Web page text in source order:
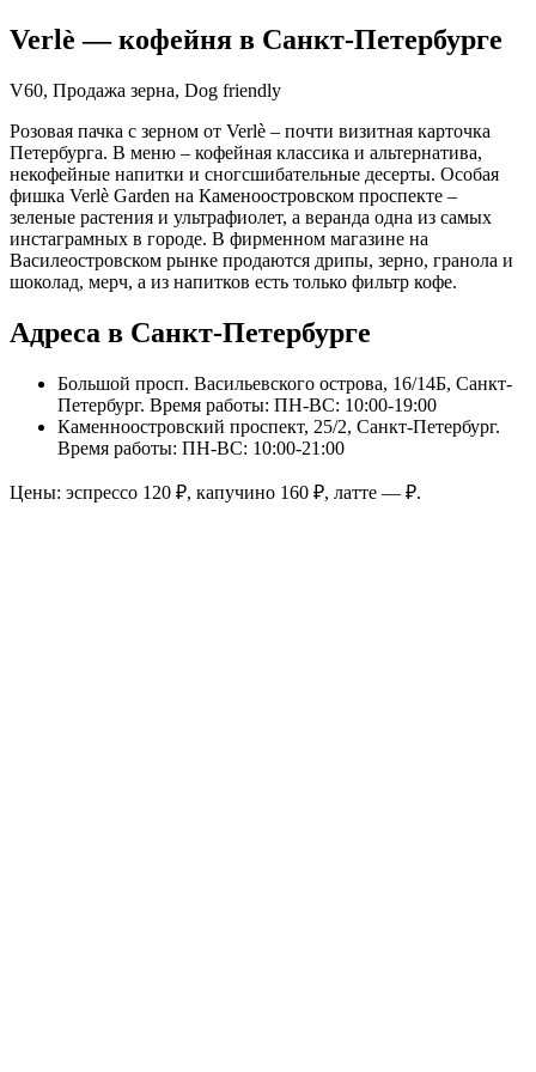
Verlè — кофейня в Санкт-Петербурге
V60, Продажа зерна, Dog friendly
Розовая пачка с зерном от Verlè – почти визитная карточка
Петербурга. В меню – кофейная классика и альтернатива,
некофейные напитки и сногсшибательные десерты. Особая
фишка Verlè Garden на Каменоостровском проспекте –
зеленые растения и ультрафиолет, а веранда одна из самых
инстаграмных в городе. В фирменном магазине на
Василеостровском рынке продаются дрипы, зерно, гранола и
шоколад, мерч, а из напитков есть только фильтр кофе.
Адреса в Санкт-Петербурге
Большой просп. Васильевского острова, 16/14Б, Санкт-
Петербург. Время работы: ПН-ВС: 10:00-19:00
Каменноостровский проспект, 25/2, Санкт-Петербург.
Время работы: ПН-ВС: 10:00-21:00
Цены: эспрессо 120 ₽, капучино 160 ₽, латте — ₽.